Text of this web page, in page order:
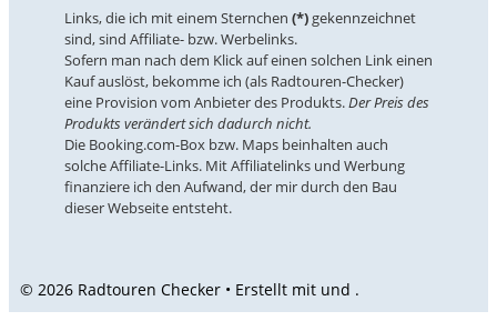
Links, die ich mit einem Sternchen (*)gekennzeichnet
sind, sind Affiliate- bzw. Werbelinks.
Sofern man nach dem Klick auf einen solchen Link einen
Kauf auslöst, bekomme ich (als Radtouren-Checker)
eine Provision vom Anbieter des Produkts.Der Preis des
Produkts verändert sich dadurch nicht.
Die Booking.com-Box bzw. Maps beinhalten auch
solche Affiliate-Links. Mit Affiliatelinks und Werbung
finanziere ich den Aufwand, der mir durch den Bau
dieser Webseite entsteht.
© 2026 Radtouren Checker • Erstellt mit und .